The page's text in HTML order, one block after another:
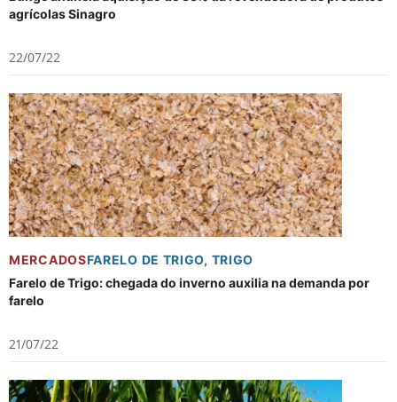
agrícolas Sinagro
22/07/22
MERCADOSFARELO DE TRIGO, TRIGO
Farelo de Trigo: chegada do inverno auxilia na demanda por
farelo
21/07/22